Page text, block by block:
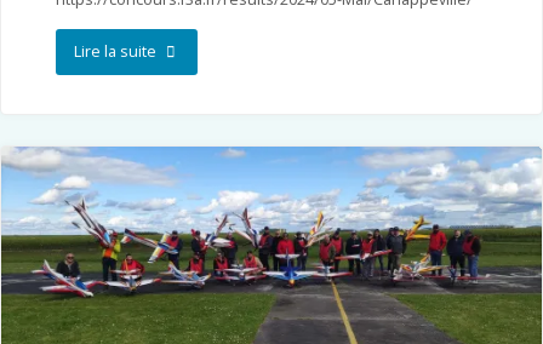
Lire la suite"MAC
Canappeville"